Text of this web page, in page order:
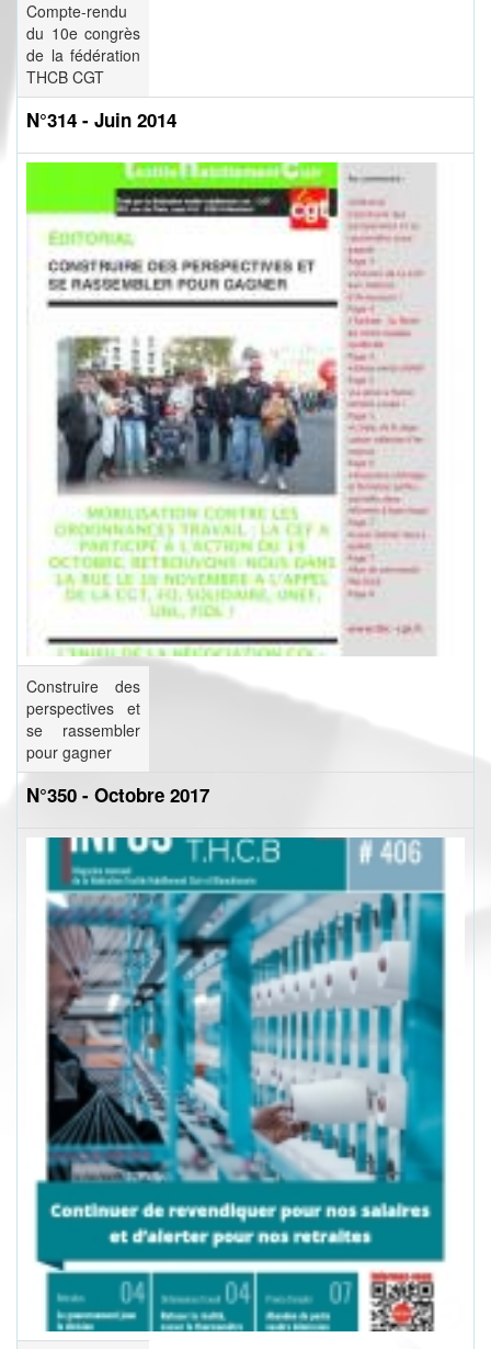
Compte-rendu
du 10e congrès
de la fédération
THCB CGT
N°314 - Juin 2014
Construire des
perspectives et
se rassembler
pour gagner
N°350 - Octobre 2017